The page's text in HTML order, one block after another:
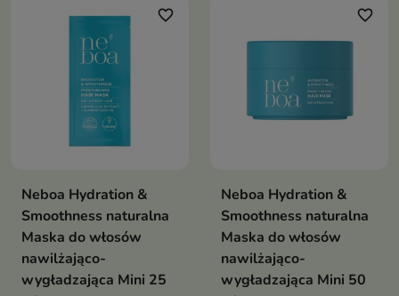
jedwabistą gładkość
favorite_border
Neboa Hydration &
Smoothness naturalna
Maska do włosów
nawilżająco-
wygładzająca Mini 25
favorite_border
Neboa Hydration &
Smoothness naturalna
Maska do włosów
nawilżająco-
wygładzająca Mini 50